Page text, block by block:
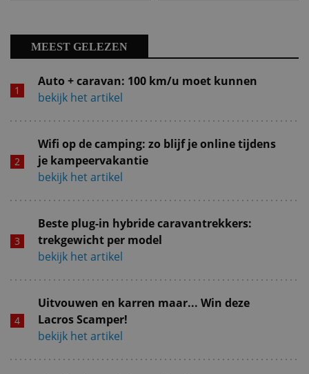
MEEST GELEZEN
Auto + caravan: 100 km/u moet kunnen
bekijk het artikel
Wifi op de camping: zo blijf je online tijdens
je kampeervakantie
bekijk het artikel
Beste plug-in hybride caravantrekkers:
trekgewicht per model
bekijk het artikel
Uitvouwen en karren maar... Win deze
Lacros Scamper!
bekijk het artikel